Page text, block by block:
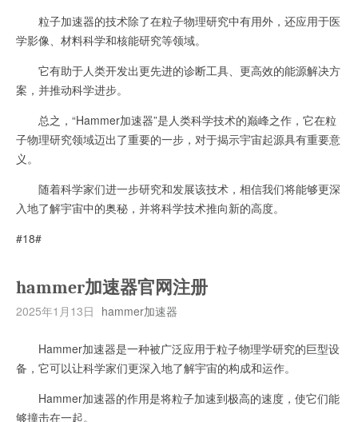
粒子加速器的技术除了在粒子物理研究中有用外，还应用于医
学影像、材料科学和核能研究等领域。
它有助于人类开发出更先进的诊断工具、更高效的能源解决方
案，并推动科学进步。
总之，“Hammer加速器”是人类科学技术的巅峰之作，它在粒
子物理研究领域迈出了重要的一步，对于揭示宇宙起源具有重要意
义。
随着科学家们进一步研究和发展该技术，相信我们将能够更深
入地了解宇宙中的奥秘，并将科学技术推向新的高度。
#18#
hammer加速器官网注册
2025年1月13日 hammer加速器
Hammer加速器是一种被广泛应用于粒子物理学研究的巨型设
备，它可以让科学家们更深入地了解宇宙的构成和运作。
Hammer加速器的作用是将粒子加速到极高的速度，使它们能
够撞击在一起。